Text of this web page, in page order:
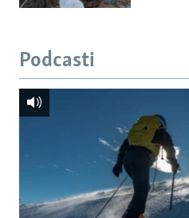
Podcasti